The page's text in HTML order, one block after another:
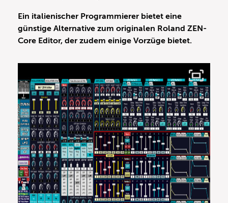
Ein italienischer Programmierer bietet eine
günstige Alternative zum originalen Roland ZEN-
Core Editor, der zudem einige Vorzüge bietet.